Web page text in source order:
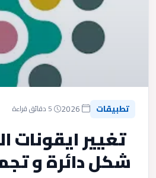
تطبيقات
تغيير ايقونات
شكل دائرة و